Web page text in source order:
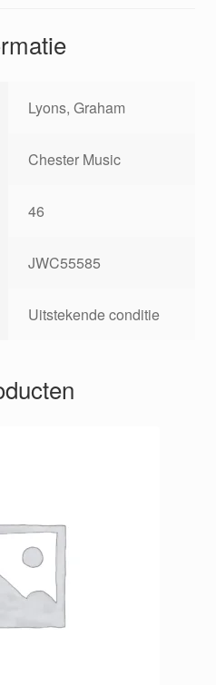
Lyons, Graham
Chester Music
46
JWC55585
Uitstekende conditie